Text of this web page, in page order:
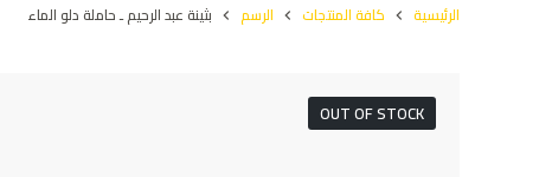
الرئيسية كافة المنتجات الرسم بثينة عبد الرحيم ـ حاملة دلو الماء
OUT OF STOCK